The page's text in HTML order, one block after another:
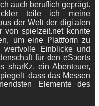
auch beruflich geprägt.
teile ich meine
der Welt der digitalen
von spielzeit.net konnte
um eine Plattform zu
wertvolle Einblicke und
für den eSports
sharKz, ein Abenteuer,
dass das Messen
Elemente des